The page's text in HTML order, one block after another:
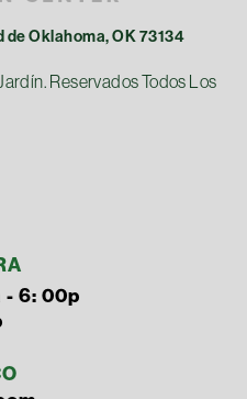
Oklahoma, OK 73134
Reservados Todos Los
- 6: 00p